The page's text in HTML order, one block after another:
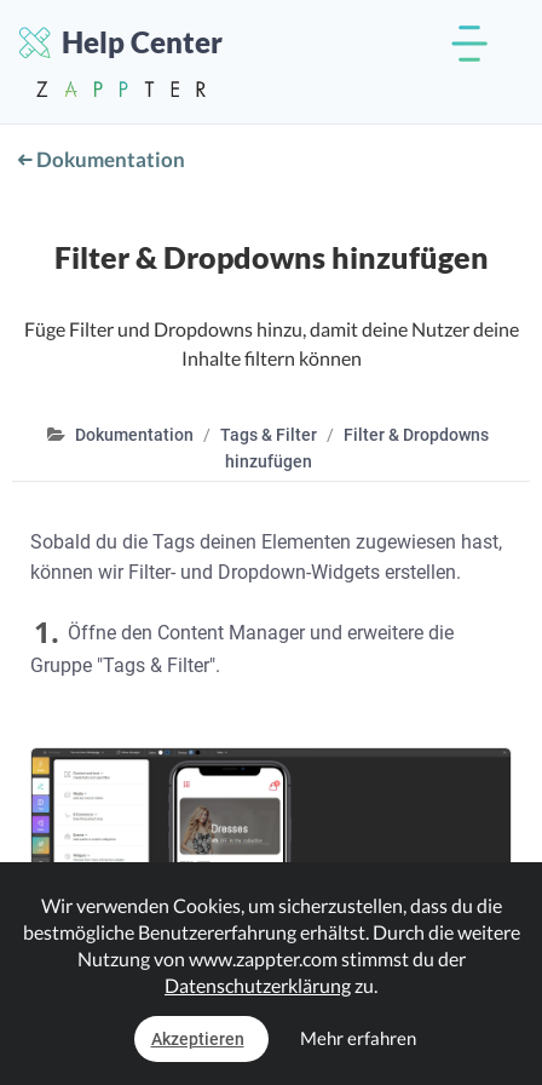
Help Center
Dokumentation
Filter & Dropdowns hinzufügen
Füge Filter und Dropdowns hinzu, damit deine Nutzer deine
Inhalte filtern können
Dokumentation Tags & Filter
Filter & Dropdowns
hinzufügen
Sobald du die Tags deinen Elementen zugewiesen hast,
können wir Filter- und Dropdown-Widgets erstellen.
1. Öffne den Content Manager und erweitere die
Gruppe "Tags & Filter".
Wir verwenden Cookies, um sicherzustellen, dass du die
bestmögliche Benutzererfahrung erhältst. Durch die weitere
Nutzung von www.zappter.com stimmst du der
Datenschutzerklärungzu.
Akzeptieren Mehr erfahren